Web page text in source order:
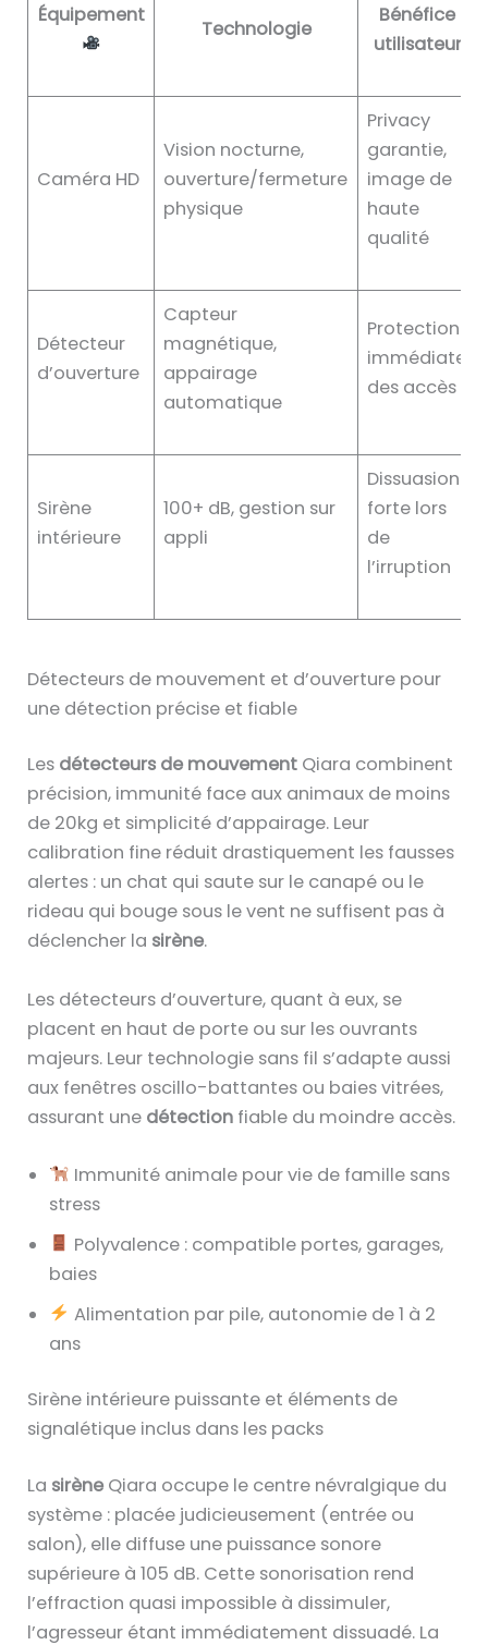
Équipement
Technologie
Bénéfice
utilisateur
Caméra HD
Vision nocturne,
ouverture/fermeture
physique
Privacy
garantie,
image de
haute
qualité
Détecteur
d’ouverture
Capteur
magnétique,
appairage
automatique
Protection
immédiate
des accès
Sirène
intérieure
100+ dB, gestion sur
appli
Dissuasion
forte lors
de
l’irruption
Détecteurs de mouvement et d’ouverture pour
une détection précise et fiable
Les détecteurs de mouvement Qiara combinent
précision, immunité face aux animaux de moins
de 20kg et simplicité d’appairage. Leur
calibration fine réduit drastiquement les fausses
alertes : un chat qui saute sur le canapé ou le
rideau qui bouge sous le vent ne suffisent pas à
déclencher la sirène.
Les détecteurs d’ouverture, quant à eux, se
placent en haut de porte ou sur les ouvrants
majeurs. Leur technologie sans fil s’adapte aussi
aux fenêtres oscillo-battantes ou baies vitrées,
assurant une détection fiable du moindre accès.
Immunité animale pour vie de famille sans
stress
Polyvalence : compatible portes, garages,
baies
Alimentation par pile, autonomie de 1 à 2
ans
Sirène intérieure puissante et éléments de
signalétique inclus dans les packs
La sirène Qiara occupe le centre névralgique du
système : placée judicieusement (entrée ou
salon), elle diffuse une puissance sonore
supérieure à 105 dB. Cette sonorisation rend
l’effraction quasi impossible à dissimuler,
l’agresseur étant immédiatement dissuadé. La